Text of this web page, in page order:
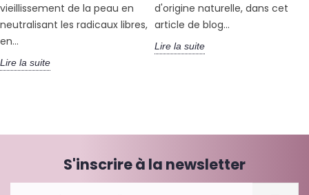
vieillissement de la peau en
neutralisant les radicaux libres,
en...
Lire la suite
d'origine naturelle, dans cet
article de blog...
Lire la suite
S'inscrire à la newsletter